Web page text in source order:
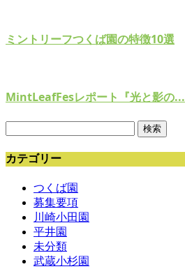
ミントリーフつくば園の特徴10選
MintLeafFesレポート『光と影の...
カテゴリー
つくば園
募集要項
川崎小田園
平井園
未分類
武蔵小杉園